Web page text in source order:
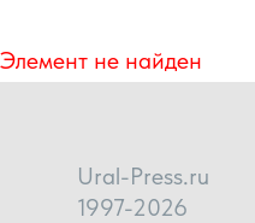
Элемент не найден
Ural-Press.ru
1997-2026